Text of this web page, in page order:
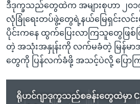
ဒီဒုက္ခသည်တွေထဲက အများစုဟာ ၂၀၁
လုံခြုံရေးတပ်ဖွဲ့တွေရဲ့နယ်မြေရှင်းလင်း
ပိုင်းကနေ ထွက်ပြေးလာကြသူတွေဖြစ်
တဲ့ အသုံးအနှုန်းကို လက်မခံတဲ့ မြန်မာ
တွေကို ပြန်လက်ခံဖို့ အသင့်ပဲလို့ ပြောကြ